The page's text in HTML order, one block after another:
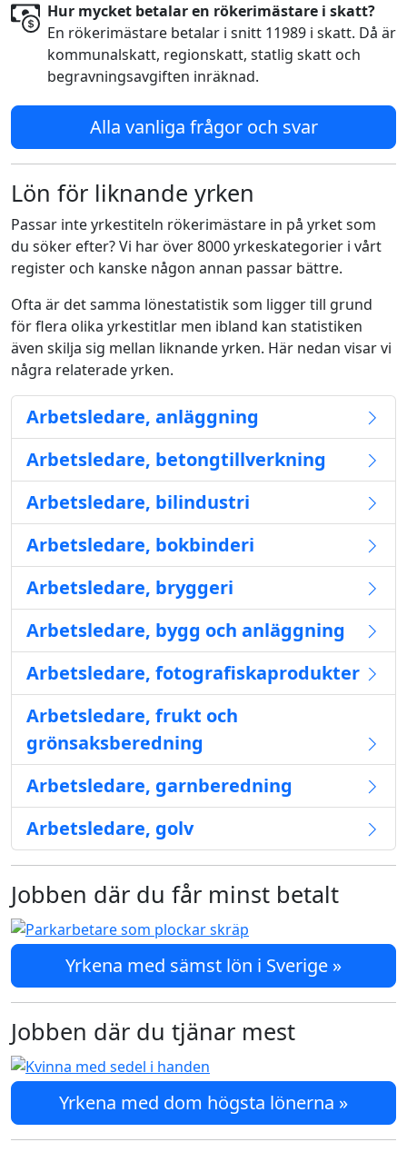
Hur mycket betalar en rökerimästare i skatt?
En rökerimästare betalar i snitt 11989 i skatt. Då är
kommunalskatt, regionskatt, statlig skatt och
begravningsavgiften inräknad.
Alla vanliga frågor och svar
Lön för liknande yrken
Passar inte yrkestiteln rökerimästare in på yrket som
du söker efter? Vi har över 8000 yrkeskategorier i vårt
register och kanske någon annan passar bättre.
Ofta är det samma lönestatistik som ligger till grund
för flera olika yrkestitlar men ibland kan statistiken
även skilja sig mellan liknande yrken. Här nedan visar vi
några relaterade yrken.
Arbetsledare, anläggning
Arbetsledare, betongtillverkning
Arbetsledare, bilindustri
Arbetsledare, bokbinderi
Arbetsledare, bryggeri
Arbetsledare, bygg och anläggning
Arbetsledare, fotografiskaprodukter
Arbetsledare, frukt och
grönsaksberedning
Arbetsledare, garnberedning
Arbetsledare, golv
Jobben där du får minst betalt
Yrkena med sämst lön i Sverige »
Jobben där du tjänar mest
Yrkena med dom högsta lönerna »